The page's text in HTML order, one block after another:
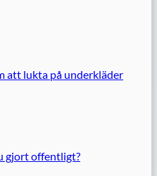
att lukta på underkläder
gjort offentligt?